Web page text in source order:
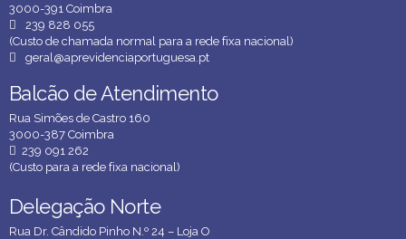
3000-391 Coimbra
239 828 055
(Custo de chamada normal para a rede fixa nacional)
geral@aprevidenciaportuguesa.pt
Balcão de Atendimento
Balcão de Atendimento
Rua Simões de Castro 160
3000-387 Coimbra
239 091 262
(Custo para a rede fixa nacional)
Delegação Norte
Delegação Norte
Rua Dr. Cândido Pinho N.º 24 – Loja O